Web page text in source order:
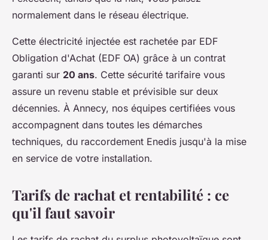
normalement dans le réseau électrique.
Cette électricité injectée est rachetée par EDF
Obligation d'Achat (EDF OA) grâce à un contrat
garanti sur 20 ans. Cette sécurité tarifaire vous
assure un revenu stable et prévisible sur deux
décennies. À Annecy, nos équipes certifiées vous
accompagnent dans toutes les démarches
techniques, du raccordement Enedis jusqu'à la mise
en service de votre installation.
Tarifs de rachat et rentabilité : ce
qu'il faut savoir